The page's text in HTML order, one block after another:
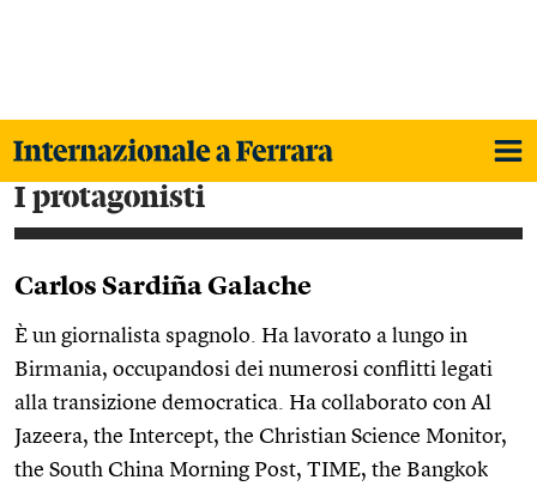
i protagonisti
Carlos Sardiña Galache
È un giornalista spagnolo. Ha lavorato a lungo in
Birmania, occupandosi dei numerosi conflitti legati
alla transizione democratica. Ha collaborato con Al
Jazeera, the Intercept, the Christian Science Monitor,
the South China Morning Post, TIME, the Bangkok